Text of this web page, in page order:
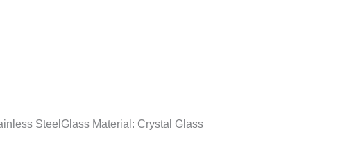
SteelGlass Material: Crystal Glass